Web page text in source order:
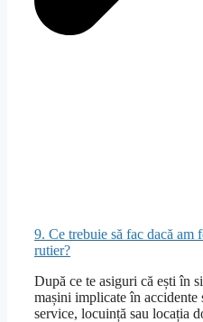
9. Ce trebuie să fac dacă
rutier?
După ce te asiguri că ești în
mașini implicate în accidente
service, locuință sau locația